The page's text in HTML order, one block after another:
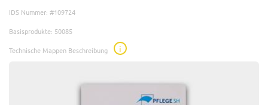
IDS Nummer: #109724
Basisprodukte: 50085
Technische Mappen Beschreibung
i